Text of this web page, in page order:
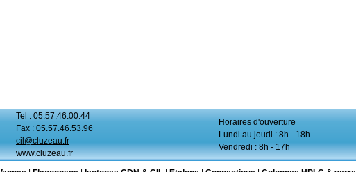
Tel : 05.57.46.00.44
Fax : 05.57.46.53.96
cil@cluzeau.fr
www.cluzeau.fr
Horaires d'ouverture
Lundi au jeudi : 8h - 18h
Vendredi : 8h - 17h